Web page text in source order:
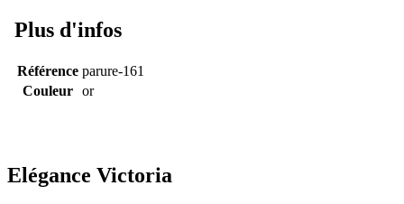
Plus d'infos
Référence parure-161
Couleur or
Elégance Victoria